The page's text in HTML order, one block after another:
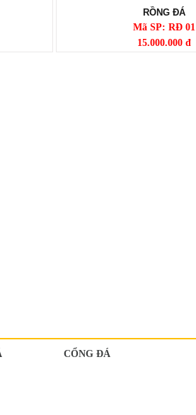
RỒNG ĐÁ
Mã SP: RĐ 01
15.000.000 đ
CỔNG ĐÁ